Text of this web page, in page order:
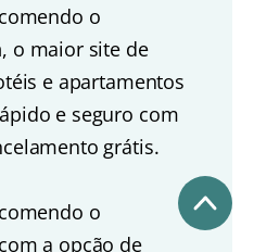
o
, o maior site de
e apartamentos
e seguro com
grátis.
o
a opção de